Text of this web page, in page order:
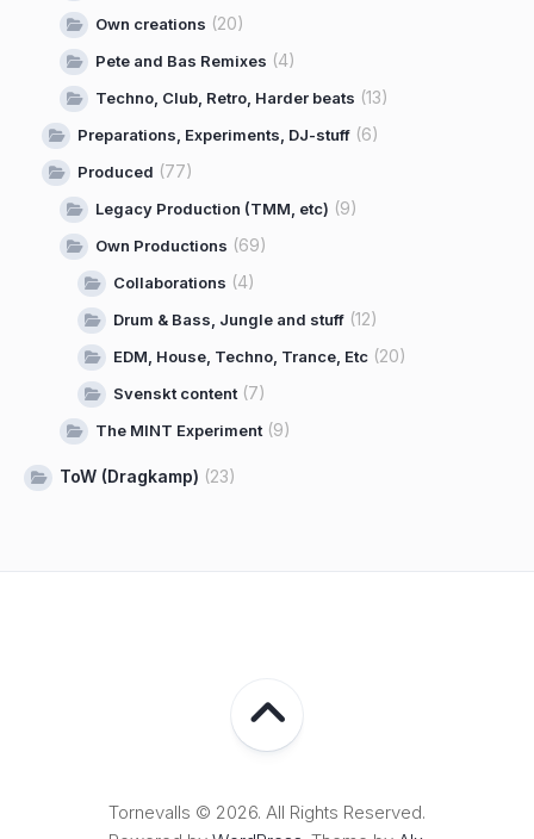
Own creations (20)
Pete and Bas Remixes (4)
Techno, Club, Retro, Harder beats (13)
Preparations, Experiments, DJ-stuff (6)
Produced (77)
Legacy Production (TMM, etc) (9)
Own Productions (69)
Collaborations (4)
Drum & Bass, Jungle and stuff (12)
EDM, House, Techno, Trance, Etc (20)
Svenskt content(7)
The MINT Experiment(9)
ToW (Dragkamp) (23)
Tornevalls © 2026. All Rights Reserved.